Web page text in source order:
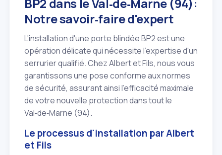
BP2 dans le Val‑de‑Marne (94):
Notre savoir‑faire d'expert
L'installation d'une porte blindée BP2 est une
opération délicate qui nécessite l'expertise d'un
serrurier qualifié. Chez Albert et Fils, nous vous
garantissons une pose conforme aux normes
de sécurité, assurant ainsi l'efficacité maximale
de votre nouvelle protection dans tout le
Val‑de‑Marne (94).
Le processus d'installation par Albert
et Fils